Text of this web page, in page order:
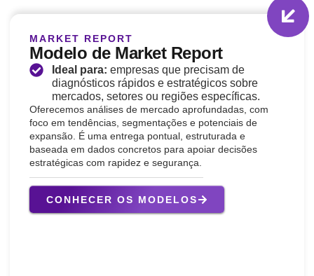
MARKET REPORT
Modelo de Market Report
Ideal para: empresas que precisam de
diagnósticos rápidos e estratégicos sobre
mercados, setores ou regiões específicas.
Oferecemos análises de mercado aprofundadas, com
foco em tendências, segmentações e potenciais de
expansão. É uma entrega pontual, estruturada e
baseada em dados concretos para apoiar decisões
estratégicas com rapidez e segurança.
CONHECER OS MODELOS